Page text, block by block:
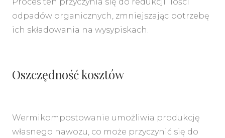
odpadów organicznych, zmniejszając potrzebę
ich składowania na wysypiskach.
Oszczędność kosztów
Wermikompostowanie umożliwia produkcję
własnego nawozu, co może przyczynić się do